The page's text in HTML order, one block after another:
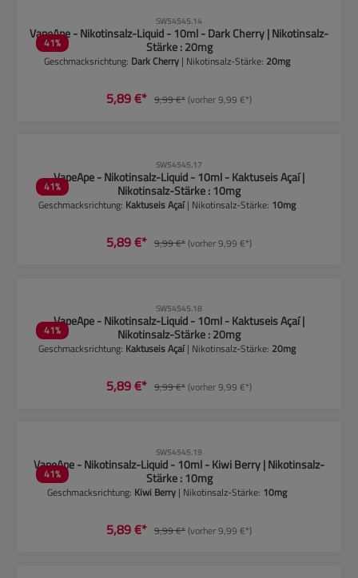
41%
SW54545.14
VapeApe - Nikotinsalz-Liquid - 10ml - Dark Cherry | Nikotinsalz-
Stärke : 20mg
Geschmacksrichtung: Dark Cherry | Nikotinsalz-Stärke: 20mg
5,89 €* 9,99 €*(vorher 9,99 €*)
41%
SW54545.17
VapeApe - Nikotinsalz-Liquid - 10ml - Kaktuseis Açaí |
Nikotinsalz-Stärke : 10mg
Geschmacksrichtung: Kaktuseis Açaí| Nikotinsalz-Stärke: 10mg
5,89 €* 9,99 €*(vorher 9,99 €*)
41%
SW54545.18
VapeApe - Nikotinsalz-Liquid - 10ml - Kaktuseis Açaí |
Nikotinsalz-Stärke : 20mg
Geschmacksrichtung: Kaktuseis Açaí| Nikotinsalz-Stärke: 20mg
5,89 €* 9,99 €*(vorher 9,99 €*)
41%
SW54545.19
VapeApe - Nikotinsalz-Liquid - 10ml - Kiwi Berry | Nikotinsalz-
Stärke : 10mg
Geschmacksrichtung: Kiwi Berry | Nikotinsalz-Stärke: 10mg
5,89 €* 9,99 €*(vorher 9,99 €*)